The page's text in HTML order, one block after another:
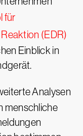
für
(EDR)
Einblick in
Analysen
menschliche